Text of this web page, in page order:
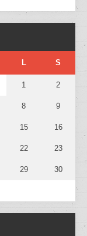
L S
1 2
8 9
15 16
22 23
29 30